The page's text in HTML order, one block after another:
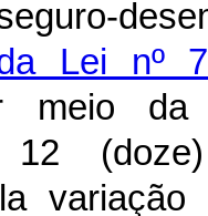
Lei nº
meio